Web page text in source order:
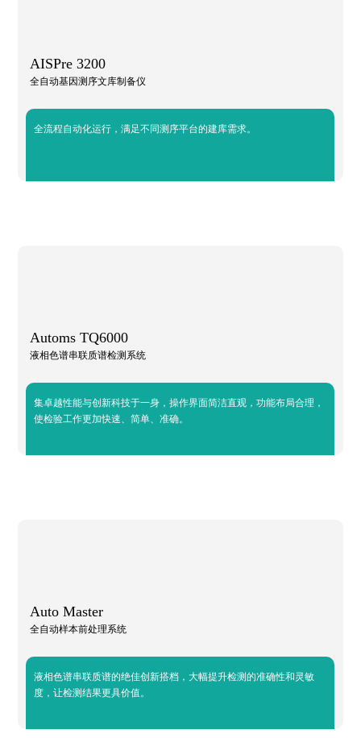
AISPre 3200
全自动基因测序文库制备仪
全流程自动化运行，满足不同测序平台的建库需求。
Automs TQ6000
液相色谱串联质谱检测系统
集卓越性能与创新科技于一身，操作界面简洁直观，功能布局合理，
使检验工作更加快速、简单、准确。
Auto Master
全自动样本前处理系统
液相色谱串联质谱的绝佳创新搭档，大幅提升检测的准确性和灵敏
度，让检测结果更具价值。